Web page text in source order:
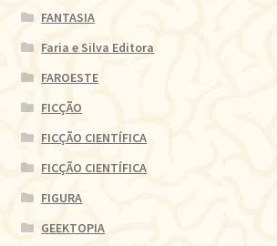
FANTASIA
Faria e Silva Editora
FAROESTE
FICÇÃO
FICÇÃO CIENTÍFICA
FICÇÃO CIENTÍFICA
FIGURA
GEEKTOPIA